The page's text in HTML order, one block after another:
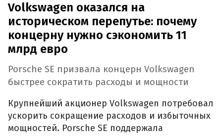
Volkswagen оказался на
историческом перепутье: почему
концерну нужно сэкономить 11
млрд евро
Porsche SE призвала концерн Volkswagen
быстрее сократить расходы и мощности
Крупнейший акционер Volkswagen потребовал
ускорить сокращение расходов и избыточных
мощностей. Porsche SE поддержала